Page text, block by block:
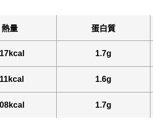
熱量 蛋白質
1.7g
1.6g
1.7g